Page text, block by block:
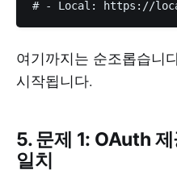
여기까지는 순조롭습니
시작됩니다.
5. 문제 1: OAuth
일치